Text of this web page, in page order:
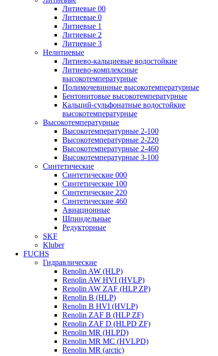
Литиевые 00
Литиевые 0
Литиевые 1
Литиевые 2
Литиевые 3
Нелитиевые
Литиево-кальциевые водостойкие
Литиево-комплексные
высокотемпературные
Полимочевинные высокотемпературные
Бентонитовые высокотемпературные
Кальций-сульфонатные водостойкие
высокотемпературные
Высокотемпературные
Высокотемпературные 2-100
Высокотемпературные 2-220
Высокотемпературные 2-460
Высокотемпературные 3-100
Синтетические
Синтетические 000
Синтетические 100
Синтетические 220
Синтетические 460
Авиационные
Шпиндельные
Редукторные
SKF
Kluber
FUCHS
Гидравлические
Renolin AW (HLP)
Renolin AW HVI (HVLP)
Renolin AW ZAF (HLP ZP)
Renolin B (HLP)
Renolin B HVI (HVLP)
Renolin ZAF B (HLP ZF)
Renolin ZAF D (HLPD ZF)
Renolin MR (HLPD)
Renolin MR MC (HVLPD)
Renolin MR (arctic)